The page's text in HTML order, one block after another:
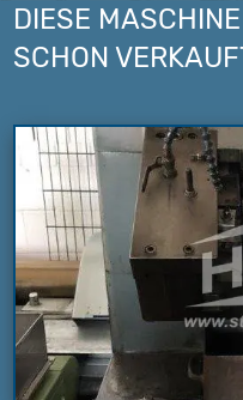
DIESE
SCHON